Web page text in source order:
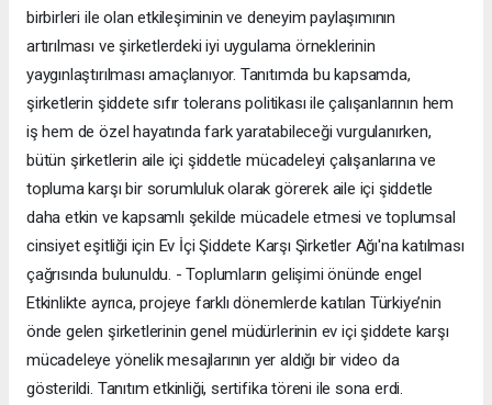
birbirleri ile olan etkileşiminin ve deneyim paylaşımının
artırılması ve şirketlerdeki iyi uygulama örneklerinin
yaygınlaştırılması amaçlanıyor. Tanıtımda bu kapsamda,
şirketlerin şiddete sıfır tolerans politikası ile çalışanlarının hem
iş hem de özel hayatında fark yaratabileceği vurgulanırken,
bütün şirketlerin aile içi şiddetle mücadeleyi çalışanlarına ve
topluma karşı bir sorumluluk olarak görerek aile içi şiddetle
daha etkin ve kapsamlı şekilde mücadele etmesi ve toplumsal
cinsiyet eşitliği için Ev İçi Şiddete Karşı Şirketler Ağı'na katılması
çağrısında bulunuldu. - Toplumların gelişimi önünde engel
Etkinlikte ayrıca, projeye farklı dönemlerde katılan Türkiye’nin
önde gelen şirketlerinin genel müdürlerinin ev içi şiddete karşı
mücadeleye yönelik mesajlarının yer aldığı bir video da
gösterildi. Tanıtım etkinliği, sertifika töreni ile sona erdi.